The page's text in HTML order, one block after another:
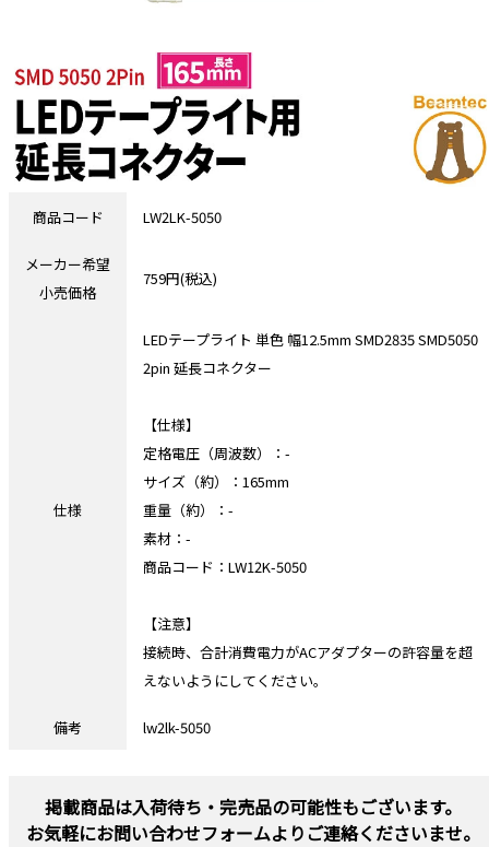
商品コード LW2LK-5050
メーカー希望
小売価格
759円(税込)
仕様
LEDテープライト 単色 幅12.5mm SMD2835 SMD5050
2pin 延長コネクター
【仕様】
定格電圧（周波数）：-
サイズ（約）：165mm
重量（約）：-
素材：-
商品コード：LW12K-5050
【注意】
接続時、合計消費電力がACアダプターの許容量を超
えないようにしてください。
備考 lw2lk-5050
掲載商品は入荷待ち・完売品の可能性もございます。
お気軽にお問い合わせフォームよりご連絡くださいませ。